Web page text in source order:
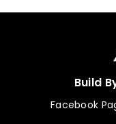
Build
Facebook